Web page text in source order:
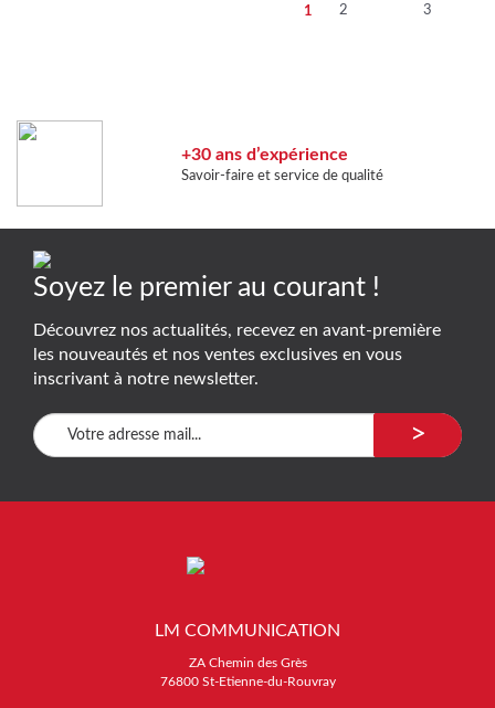
1 2 3
+30 ans d’expérience
Savoir-faire et service de qualité
Soyez le premier au courant !
Découvrez nos actualités, recevez en avant-première
les nouveautés et nos ventes exclusives en vous
inscrivant à notre newsletter.
>
LM COMMUNICATION
ZA Chemin des Grès
76800 St-Etienne-du-Rouvray